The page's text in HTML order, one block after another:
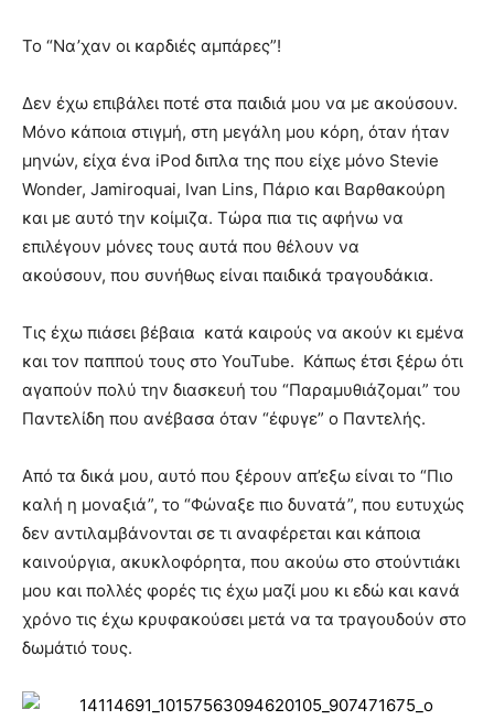
Το “Να’χαν οι καρδιές αμπάρες”!
Δεν έχω επιβάλει ποτέ στα παιδιά μου να με ακούσουν.
Μόνο κάποια στιγμή, στη μεγάλη μου κόρη, όταν ήταν
μηνών, είχα ένα iPod διπλα της που είχε μόνο Stevie
Wonder, Jamiroquai, Ivan Lins, Πάριο και Βαρθακούρη
και με αυτό την κοίμιζα. Τώρα πια τις αφήνω να
επιλέγουν μόνες τους αυτά που θέλουν να
ακούσουν, που συνήθως είναι παιδικά τραγουδάκια.
Τις έχω πιάσει βέβαια κατά καιρούς να ακούν κι εμένα
και τον παππού τους στο YouTube. Κάπως έτσι ξέρω ότι
αγαπούν πολύ την διασκευή του “Παραμυθιάζομαι” του
Παντελίδη που ανέβασα όταν “έφυγε” ο Παντελής.
Από τα δικά μου, αυτό που ξέρουν απ’εξω είναι το “Πιο
καλή η μοναξιά”, το “Φώναξε πιο δυνατά”, που ευτυχώς
δεν αντιλαμβάνονται σε τι αναφέρεται και κάποια
καινούργια, ακυκλοφόρητα, που ακούω στο στούντιάκι
μου και πολλές φορές τις έχω μαζί μου κι εδώ και κανά
χρόνο τις έχω κρυφακούσει μετά να τα τραγουδούν στο
δωμάτιό τους.